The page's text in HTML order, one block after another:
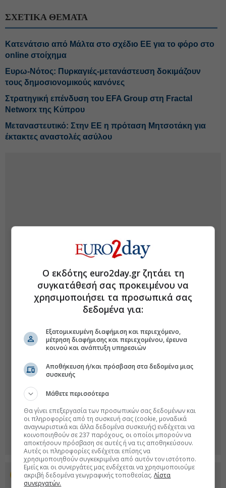
ΣΧΕΤΙΚΑ ΘΕΜΑΤΑ
Κατενάτσιο από Μάλτα στο σχέδιο ΕΕ για το φόρο στο
online στοίχημα
Ευρω-Νότος: Πυρκαγιές-μετανάστευση δοκιμάζουν
τους δημοσιονομικούς κανόνες
Στρατηγική επένδυση του EFA Group στη Fractal
Networx της Κύπρου
Μεταναστευτικό: Στην ΕΕ η πρόταση Μητσοτάκη για
έκτακτες αναστολές ασύλου
Προσθέστε το euro2day.gr στο Discover
Ο εκδότης euro2day.gr ζητάει τη
συγκατάθεσή σας προκειμένου να
χρησιμοποιήσει τα προσωπικά σας
δεδομένα για:
Εξατομικευμένη διαφήμιση και περιεχόμενο,
μέτρηση διαφήμισης και περιεχομένου, έρευνα
κοινού και ανάπτυξη υπηρεσιών
Αποθήκευση ή/και πρόσβαση στα δεδομένα μιας
συσκευής
Μάθετε περισσότερα
Θα γίνει επεξεργασία των προσωπικών σας δεδομένων και
οι πληροφορίες από τη συσκευή σας (cookie, μοναδικά
αναγνωριστικά και άλλα δεδομένα συσκευής) ενδέχεται να
κοινοποιηθούν σε 237 παρόχους, οι οποίοι μπορούν να
αποκτήσουν πρόσβαση σε αυτές ή να τις αποθηκεύσουν.
Αυτές οι πληροφορίες ενδέχεται επίσης να
χρησιμοποιηθούν συγκεκριμένα από αυτόν τον ιστότοπο.
Εμείς και οι συνεργάτες μας ενδέχεται να χρησιμοποιούμε
ακριβή δεδομένα γεωγραφικής τοποθεσίας.Λίστα
συνεργατών.